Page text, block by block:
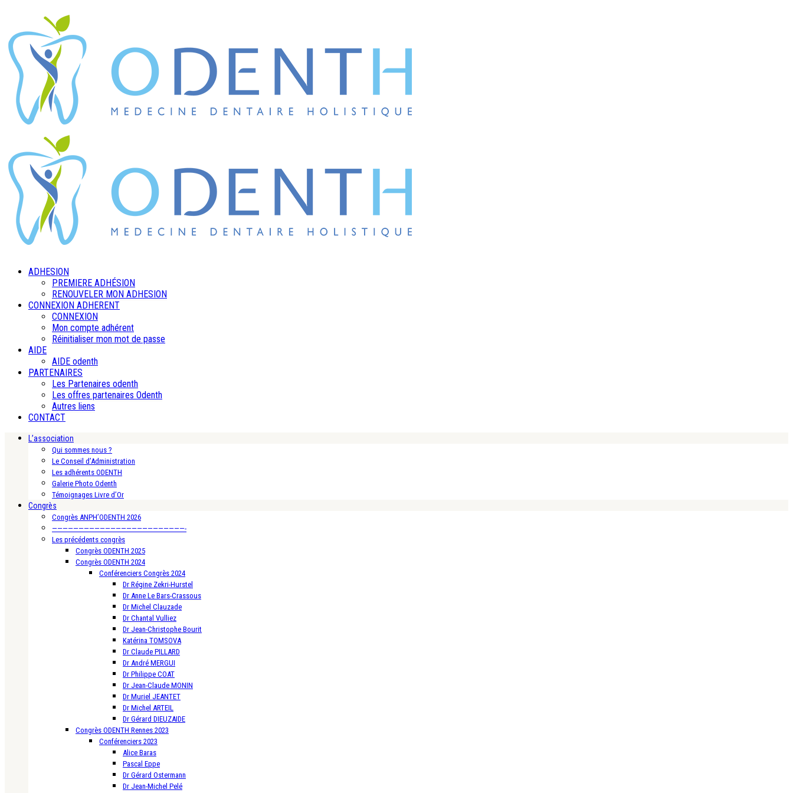
ADHESION
PREMIERE ADHÉSION
RENOUVELER MON ADHESION
CONNEXION ADHERENT
CONNEXION
Mon compte adhérent
Réinitialiser mon mot de passe
AIDE
AIDE odenth
PARTENAIRES
Les Partenaires odenth
Les offres partenaires Odenth
Autres liens
CONTACT
L’association
Qui sommes nous ?
Le Conseil d’Administration
Les adhérents ODENTH
Galerie Photo Odenth
Témoignages Livre d’Or
Congrès
Congrès ANPH’ODENTH 2026
—————————————————————————-
Les précédents congrès
Congrès ODENTH 2025
Congrès ODENTH 2024
Conférenciers Congrès 2024
Dr Régine Zekri-Hurstel
Dr Anne Le Bars-Crassous
Dr Michel Clauzade
Dr Chantal Vulliez
Dr Jean-Christophe Bourit
Katérina TOMSOVA
Dr Claude PILLARD
Dr André MERGUI
Dr Philippe COAT
Dr Jean-Claude MONIN
Dr Muriel JEANTET
Dr Michel ARTEIL
Dr Gérard DIEUZAIDE
Congrès ODENTH Rennes 2023
Conférenciers 2023
Alice Baras
Pascal Eppe
Dr Gérard Ostermann
Dr Jean-Michel Pelé